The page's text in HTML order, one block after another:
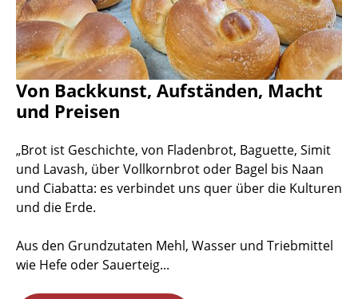
Von Backkunst, Aufständen, Macht
und Preisen
„Brot ist Geschichte, von Fladenbrot, Baguette, Simit
und Lavash, über Vollkornbrot oder Bagel bis Naan
und Ciabatta: es verbindet uns quer über die Kulturen
und die Erde.
Aus den Grundzutaten Mehl, Wasser und Triebmittel
wie Hefe oder Sauerteig...